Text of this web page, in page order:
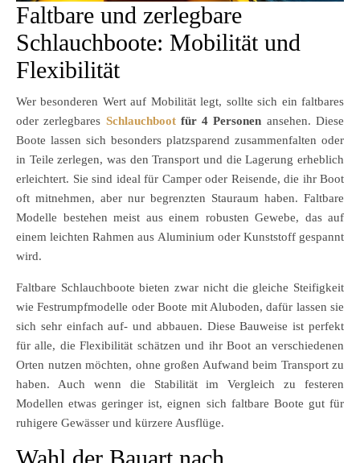
Faltbare und zerlegbare
Schlauchboote: Mobilität und
Flexibilität
Wer besonderen Wert auf Mobilität legt, sollte sich ein faltbares
oder zerlegbares Schlauchbootfür 4 Personen ansehen. Diese
Boote lassen sich besonders platzsparend zusammenfalten oder
in Teile zerlegen, was den Transport und die Lagerung erheblich
erleichtert. Sie sind ideal für Camper oder Reisende, die ihr Boot
oft mitnehmen, aber nur begrenzten Stauraum haben. Faltbare
Modelle bestehen meist aus einem robusten Gewebe, das auf
einem leichten Rahmen aus Aluminium oder Kunststoff gespannt
wird.
Faltbare Schlauchboote bieten zwar nicht die gleiche Steifigkeit
wie Festrumpfmodelle oder Boote mit Aluboden, dafür lassen sie
sich sehr einfach auf- und abbauen. Diese Bauweise ist perfekt
für alle, die Flexibilität schätzen und ihr Boot an verschiedenen
Orten nutzen möchten, ohne großen Aufwand beim Transport zu
haben. Auch wenn die Stabilität im Vergleich zu festeren
Modellen etwas geringer ist, eignen sich faltbare Boote gut für
ruhigere Gewässer und kürzere Ausflüge.